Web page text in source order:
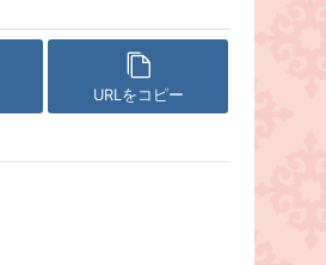
URLをコピー